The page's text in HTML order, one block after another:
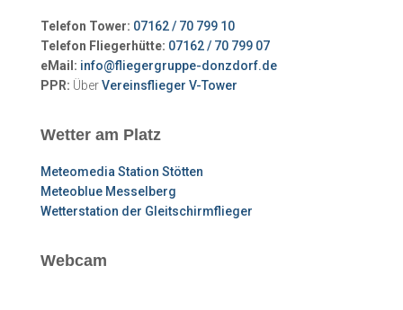
Telefon Tower: 07162 / 70 799 10
Telefon Fliegerhütte: 07162 / 70 799 07
eMail: info@fliegergruppe-donzdorf.de
PPR: ÜberVereinsflieger V-Tower
Wetter am Platz
Meteomedia Station Stötten
Meteoblue Messelberg
Wetterstation der Gleitschirmflieger
Webcam